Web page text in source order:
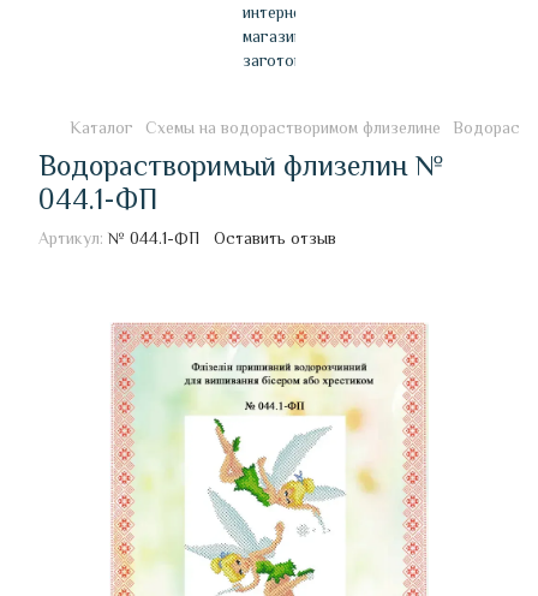
Каталог Схемы на водорастворимом флизелине
Водорастворимый флизелин №
044.1-ФП
Артикул: № 044.1-ФП Оставить отзыв